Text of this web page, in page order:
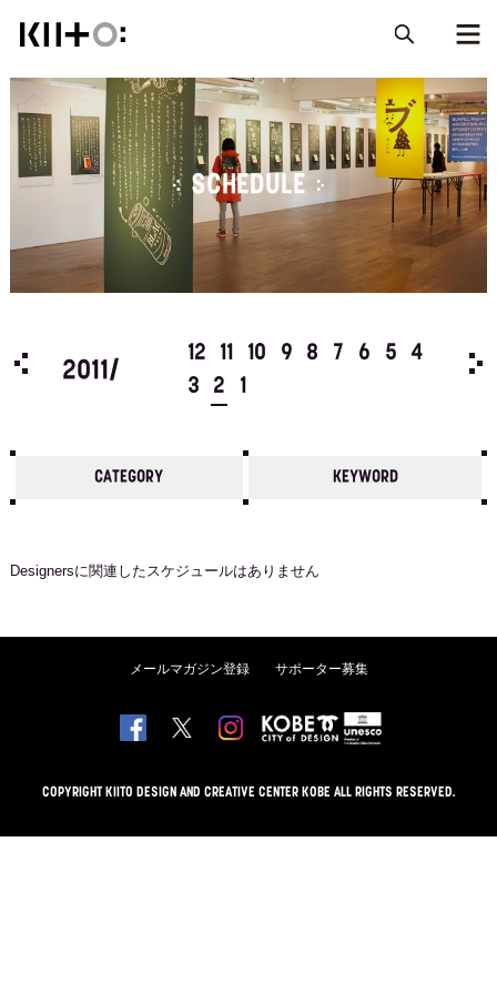
SCHEDULE
4
2011/
12 11 10 9 8 7 6 5
4
3
2 1
CATEGORY KEYWORD
Designersに関連したスケジュールはありません
メールマガジン登録 サポーター募集
COPYRIGHT KIITO DESIGN AND CREATIVE CENTER KOBE ALL RIGHTS RESERVED.